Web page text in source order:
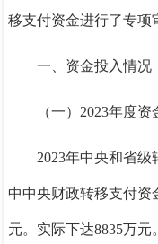
移支付资金进行了专项
一、资金投入情况
（一） 2023年度资
2023年中央和省级
中中央财政转移支付资
元。实际下达8835万元。